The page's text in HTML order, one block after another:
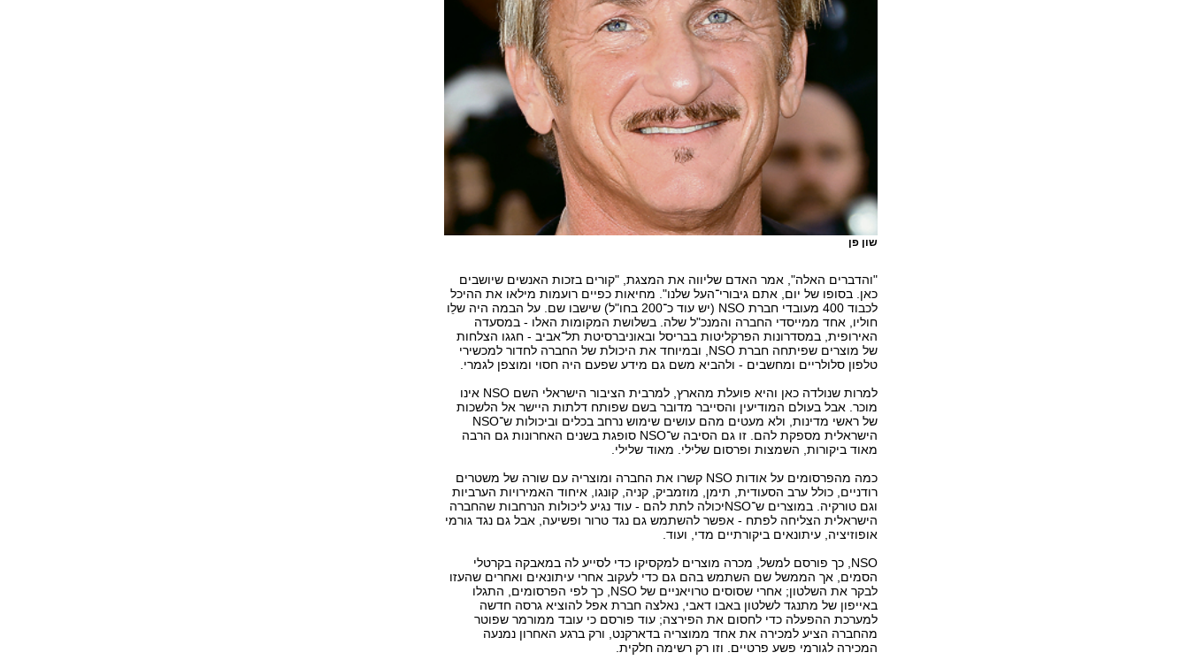
שון פן
"והדברים האלה", אמר האדם שליווה את המצגת, "קורים בזכות האנשים שיושבים
כאן. בסופו של יום, אתם גיבורי־העל שלנו". מחיאות כפיים רועמות מילאו את ההיכל
לכבוד 400 מעובדי חברת NSO (יש עוד כ־200 בחו"ל) שישבו שם. על הבמה היה שלֵו
חוליו, אחד ממייסדי החברה והמנכ"ל שלה. בשלושת המקומות האלו - במסעדה
האירופית, במסדרונות הפרקליטות בבריסל ובאוניברסיטת תל־אביב - חגגו הצלחות
של מוצרים שפיתחה חברת NSO, ובמיוחד את היכולת של החברה לחדור למכשירי
טלפון סלולריים ומחשבים - ולהביא משם גם מידע שפעם היה חסוי ומוצפן לגמרי.
למרות שנולדה כאן והיא פועלת מהארץ, למרבית הציבור הישראלי השם NSO אינו
מוכר. אבל בעולם המודיעין והסייבר מדובר בשם שפותח דלתות היישר אל הלשכות
של ראשי מדינות, ולא מעטים מהם עושים שימוש נרחב בכלים וביכולות ש־NSO
הישראלית מספקת להם. זו גם הסיבה ש־NSO סופגת בשנים האחרונות גם הרבה
מאוד ביקורות, השמצות ופרסום שלילי. מאוד שלילי.
כמה מהפרסומים על אודות NSO קשרו את החברה ומוצריה עם שורה של משטרים
רודניים, כולל ערב הסעודית, תימן, מוזמביק, קניה, קונגו, איחוד האמירויות הערביות
וגם טורקיה. במוצרים ש־NSOיכולה לתת להם - עוד נגיע ליכולות הנרחבות שהחברה
הישראלית הצליחה לפתח - אפשר להשתמש גם נגד טרור ופשיעה, אבל גם נגד גורמי
אופוזיציה, עיתונאים ביקורתיים מדי, ועוד.
NSO, כך פורסם למשל, מכרה מוצרים למקסיקו כדי לסייע לה במאבקה בקרטלי
הסמים, אך הממשל שם השתמש בהם גם כדי לעקוב אחרי עיתונאים ואחרים שהעזו
לבקר את השלטון; אחרי שסוסים טרויאניים של NSO, כך לפי הפרסומים, התגלו
באייפון של מתנגד לשלטון באבו דאבי, נאלצה חברת אפל להוציא גרסה חדשה
למערכת ההפעלה כדי לחסום את הפירצה; עוד פורסם כי עובד ממורמר שפוטר
מהחברה הציע למכירה את אחד ממוצריה בדארקנט, ורק ברגע האחרון נמנעה
המכירה לגורמי פשע פרטיים. וזו רק רשימה חלקית.